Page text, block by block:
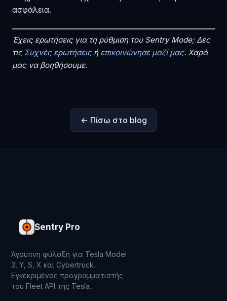
ασφάλεια.
Έχεις ερωτήσεις για τη ρύθμιση του Sentry Mode; Δες
τις Συχνές ερωτήσειςή επικοινώνησε μαζί μας. Χαρά
μας να βοηθήσουμε.
← Πίσω στο blog
Sentry Pro
Άγρυπνη φύλαξη για Tesla Model
3, Y, S, X και Cybertruck.
Εγκεκριμένος προγραμματιστής
του Fleet API της Tesla.